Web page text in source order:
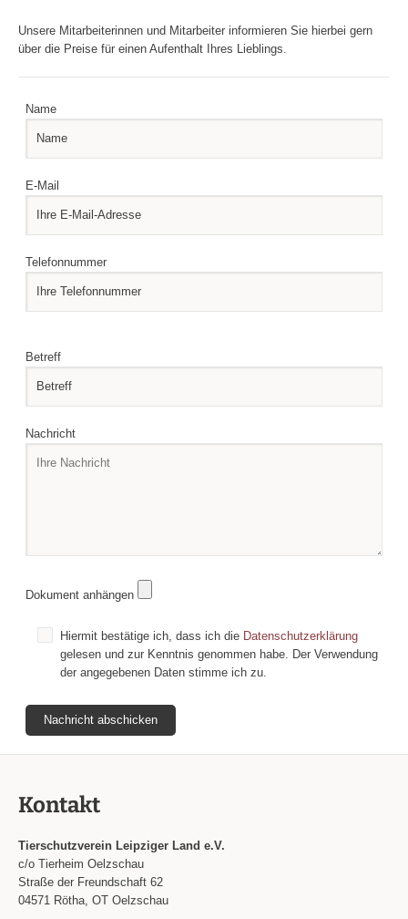
Unsere Mitarbeiterinnen und Mitarbeiter informieren Sie hierbei gern
über die Preise für einen Aufenthalt Ihres Lieblings.
Name
E-Mail
Telefonnummer
Betreff
Nachricht
Dokument anhängen
Hiermit bestätige ich, dass ich die Datenschutzerklärung
gelesen und zur Kenntnis genommen habe. Der Verwendung
der angegebenen Daten stimme ich zu.
Kontakt
Tierschutzverein Leipziger Land e.V.
c/o Tierheim Oelzschau
Straße der Freundschaft 62
04571 Rötha, OT Oelzschau